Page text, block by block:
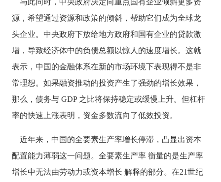
与此同时，中央政府决定向重点国有企业倾斜更多资
源，希望通过资源和政策的倾斜，帮助它们成为全球龙
头企业。中央政府下放给地方政府和国有企业的贷款激
增，导致经济体中的负债总额以惊人的速度增长。这就
表示，中国的金融体系在新的市场环境下表现得不是非
常理想。如果融资推动的投资产生了强劲的增长效果，
那么，债务与 GDP 之比将保持稳定或缓慢上升。但杠杆
率的快速上涨表明，资金多数流向了低效投资。
近年来，中国的全要素生产率增长停滞，凸显出资本
配置能力薄弱这一问题。全要素生产率 衡量的是生产率
增长中无法由劳动力或资本增长 解释的部分。在21世纪